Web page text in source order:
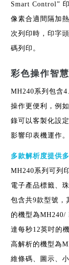
Smart Control”
像素合適間隔加
次列印時，印字
碼列印。
彩色操作智
MH240系列包含
操作更便利，例
錄可以客製化設
影響印表機運作。
多款解析度提供
MH240系列可列
電子產品標籤、
包含共9款型號，
的機型為MH240/
達每秒12英吋的
高解析的機型為
維條碼、圖示、